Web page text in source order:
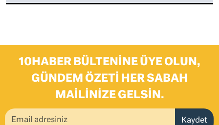
10HABER BÜLTENINE ÜYE OLUN,
GÜNDEM ÖZETI HER SABAH
MAILINIZE GELSIN.
Kaydet